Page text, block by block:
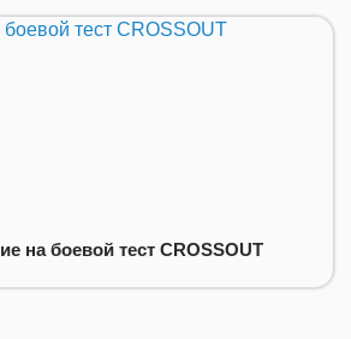
на боевой тест CROSSOUT